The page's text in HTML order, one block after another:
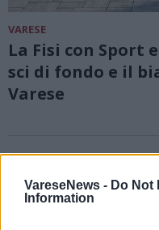
VareseNews - Do Not
Information
VARESE
La Fisi con Sport
sci di fondo e il
Varese